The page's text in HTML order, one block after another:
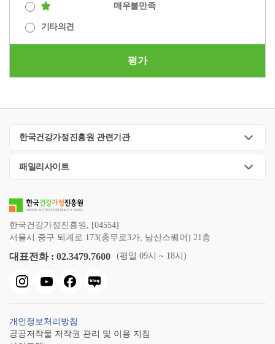
매우불만족
기타의견
평가
한국건강가정진흥원 관련기관
패밀리사이트
한국건강가정진흥원, [04554]
서울시 중구 퇴계로 173(충무로3가, 남산스퀘어) 21층
대표전화 : 02.3479.7600 (평일 09시 ~ 18시)
개인정보처리방침
공공저작물 저작권 관리 및 이용 지침